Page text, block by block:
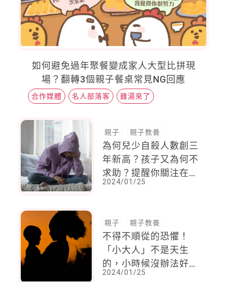
如何避免過年聚餐變成家人大型比拼現
場？翻轉3個親子餐桌常見NG回應
合作媒體 名人部落客 雞湯來了
親子 親子教養
為何兒少自殺人數創三
年新高？孩子又為何不
求助？提醒你關注在課
堂打瞌睡的孩子
2024/01/25
親子 親子教養
不得不順從的恐懼！
「小大人」不是天生
的，小時候沒辦法好好
當小孩，而長大也不能
2024/01/25